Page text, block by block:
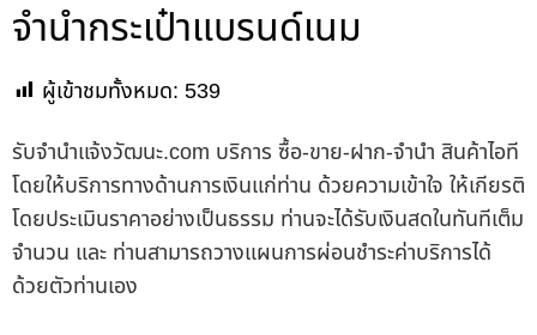
จำนำกระเป๋าแบรนด์เนม
ผู้เข้าชมทั้งหมด: 539
รับจํานําแจ้งวัฒนะ.com บริการ ซื้อ-ขาย-ฝาก-จำนำ สินค้าไอที
โดยให้บริการทางด้านการเงินแก่ท่าน ด้วยความเข้าใจ ให้เกียรติ
โดยประเมินราคาอย่างเป็นธรรม ท่านจะได้รับเงินสดในทันทีเต็ม
จำนวน และ ท่านสามารถวางแผนการผ่อนชำระค่าบริการได้
ด้วยตัวท่านเอง